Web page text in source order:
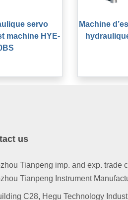
servo
machine HYE-
Machine
us
Tianpeng imp. and exp. trade
Tianpeng Instrument
C28, Hegu Technology